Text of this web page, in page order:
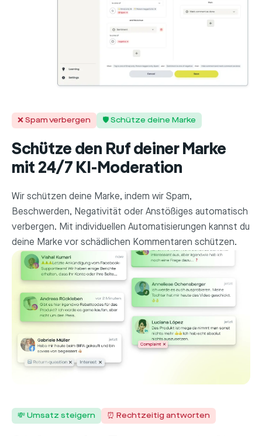
❌ Spam verbergen 🛡️ Schütze deine Marke
Schütze den Ruf deiner Marke
mit 24/7 KI-Moderation
Wir schützen deine Marke, indem wir Spam,
Beschwerden, Negativität oder Anstößiges automatisch
verbergen. Mit individuellen Automatisierungen kannst du
deine Marke vor schädlichen Kommentaren schützen.
💸 Umsatz steigern ⏰ Rechtzeitig antworten